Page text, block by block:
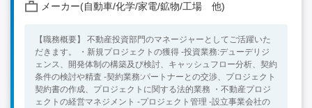
メーカー(自動車/化学/家電/鉱物/工場 他)
【職務概要】 不動産投資部門のマネージャーとしてご活躍いた
だきます。 ・新規プロジェクトの獲得 -投資業務:デューデリジ
ェンス、開発体制の構築及び検討、キャッシュフロー分析、契約
条件の検討や精査 ‐契約業務:パートナーとの交渉、プロジェクト
契約書の作成、プロジェクトに関する法的業務 ・不動産プロジ
ェクトの経営マネジメント ‐プロジェクト管理 ‐設立事業会社の